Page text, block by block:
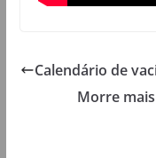
Calendário de
Morre